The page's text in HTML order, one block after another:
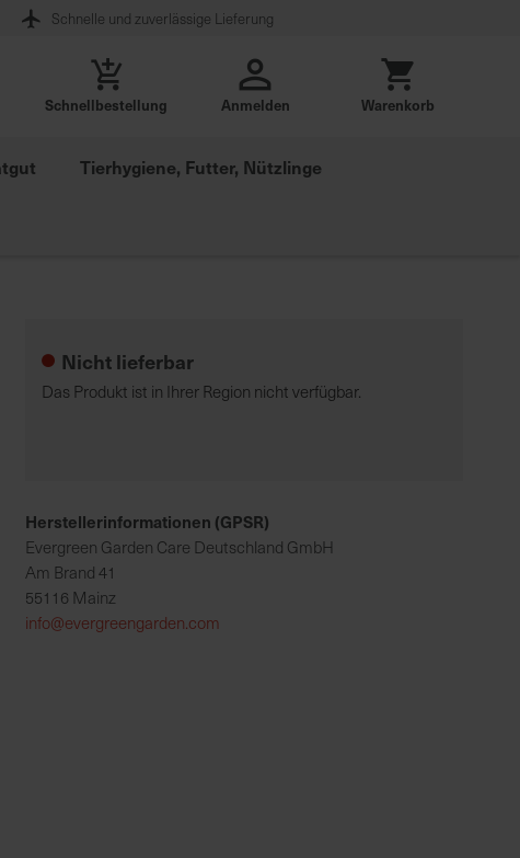
Schnelle und zuverlässige Lieferung
Schnellbestellung Anmelden Warenkorb
Tierhygiene, Futter, Nützlinge
Nicht lieferbar
Das Produkt ist in Ihrer Region nicht verfügbar.
Herstellerinformationen (GPSR)
Evergreen Garden Care Deutschland GmbH
Am Brand 41
55116 Mainz
info@evergreengarden.com